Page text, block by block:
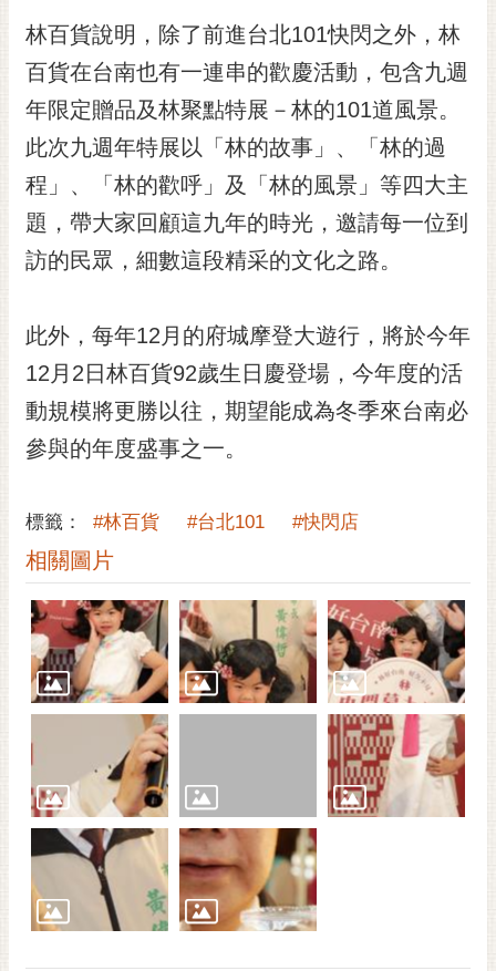
及
安
全
政
策
網
資
料
宣
市
府
交
置
林百貨說明，除了前進台北101快閃之外，林
百貨在台南也有一連串的歡慶活動，包含九週
年限定贈品及林聚點特展－林的101道風景。
此次九週年特展以「林的故事」、「林的過
程」、「林的歡呼」及「林的風景」等四大主
題，帶大家回顧這九年的時光，邀請每一位到
訪的民眾，細數這段精采的文化之路。
此外，每年12月的府城摩登大遊行，將於今年
12月2日林百貨92歲生日慶登場，今年度的活
動規模將更勝以往，期望能成為冬季來台南必
參與的年度盛事之一。
標籤： #林百貨 #台北101 #快閃店
相關圖片